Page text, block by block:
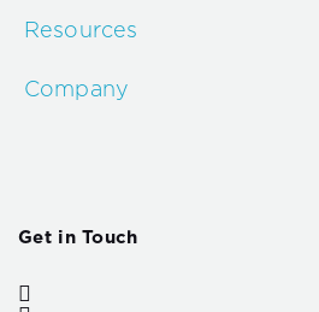
Resources
Company
Get in Touch